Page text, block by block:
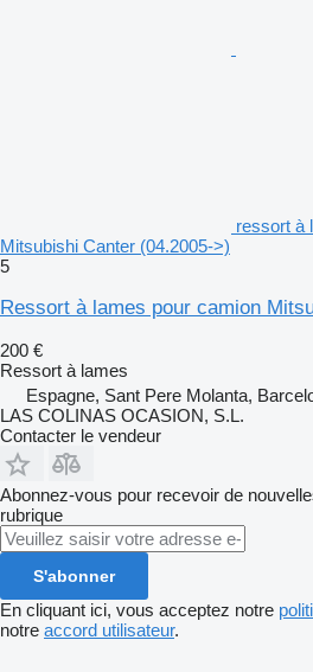
ressort à
Mitsubishi Canter (04.2005->)
5
Ressort à lames pour camion
200 €
Ressort à lames
Espagne, Sant Pere Molanta,
LAS COLINAS OCASION, S.L.
Contacter le vendeur
Abonnez-vous pour recevoir de
rubrique
S'abonner
En cliquant ici, vous acceptez notre
notre accord utilisateur.